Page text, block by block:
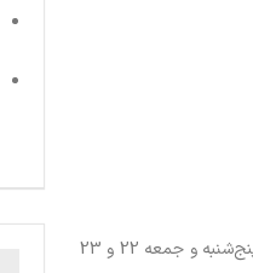
برنامه دو روزه کانون به عنوان آخرین برنامه قبل از ماه مبارک رمضان با حضور تعداد 11 نفر از اعضای کانون به سرپرستی آقای حسن سینا در روزهای پنج‌شنبه و جمعه 22 و 23